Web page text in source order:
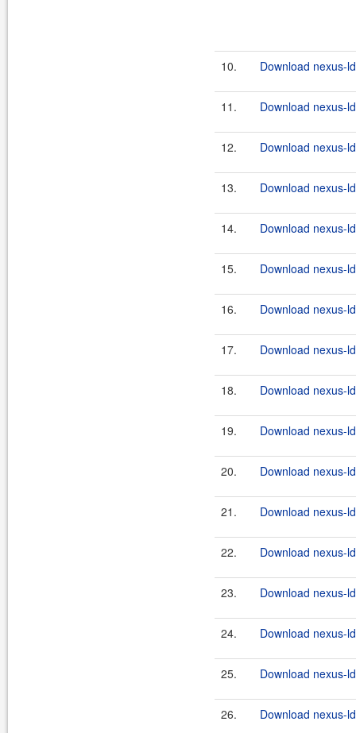
10. Download nexus-
11. Download nexus-
12. Download nexus-
13. Download nexus-
14. Download nexus-
15. Download nexus-
16. Download nexus-
17. Download nexus-
18. Download nexus-
19. Download nexus-
20. Download nexus-
21. Download nexus-
22. Download nexus-
23. Download nexus-
24. Download nexus-
25. Download nexus-
26. Download nexus-